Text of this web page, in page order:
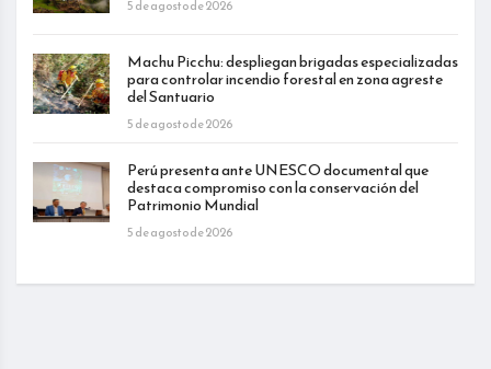
5 de agosto de 2026
Machu Picchu: despliegan brigadas especializadas
para controlar incendio forestal en zona agreste
del Santuario
5 de agosto de 2026
Perú presenta ante UNESCO documental que
destaca compromiso con la conservación del
Patrimonio Mundial
5 de agosto de 2026